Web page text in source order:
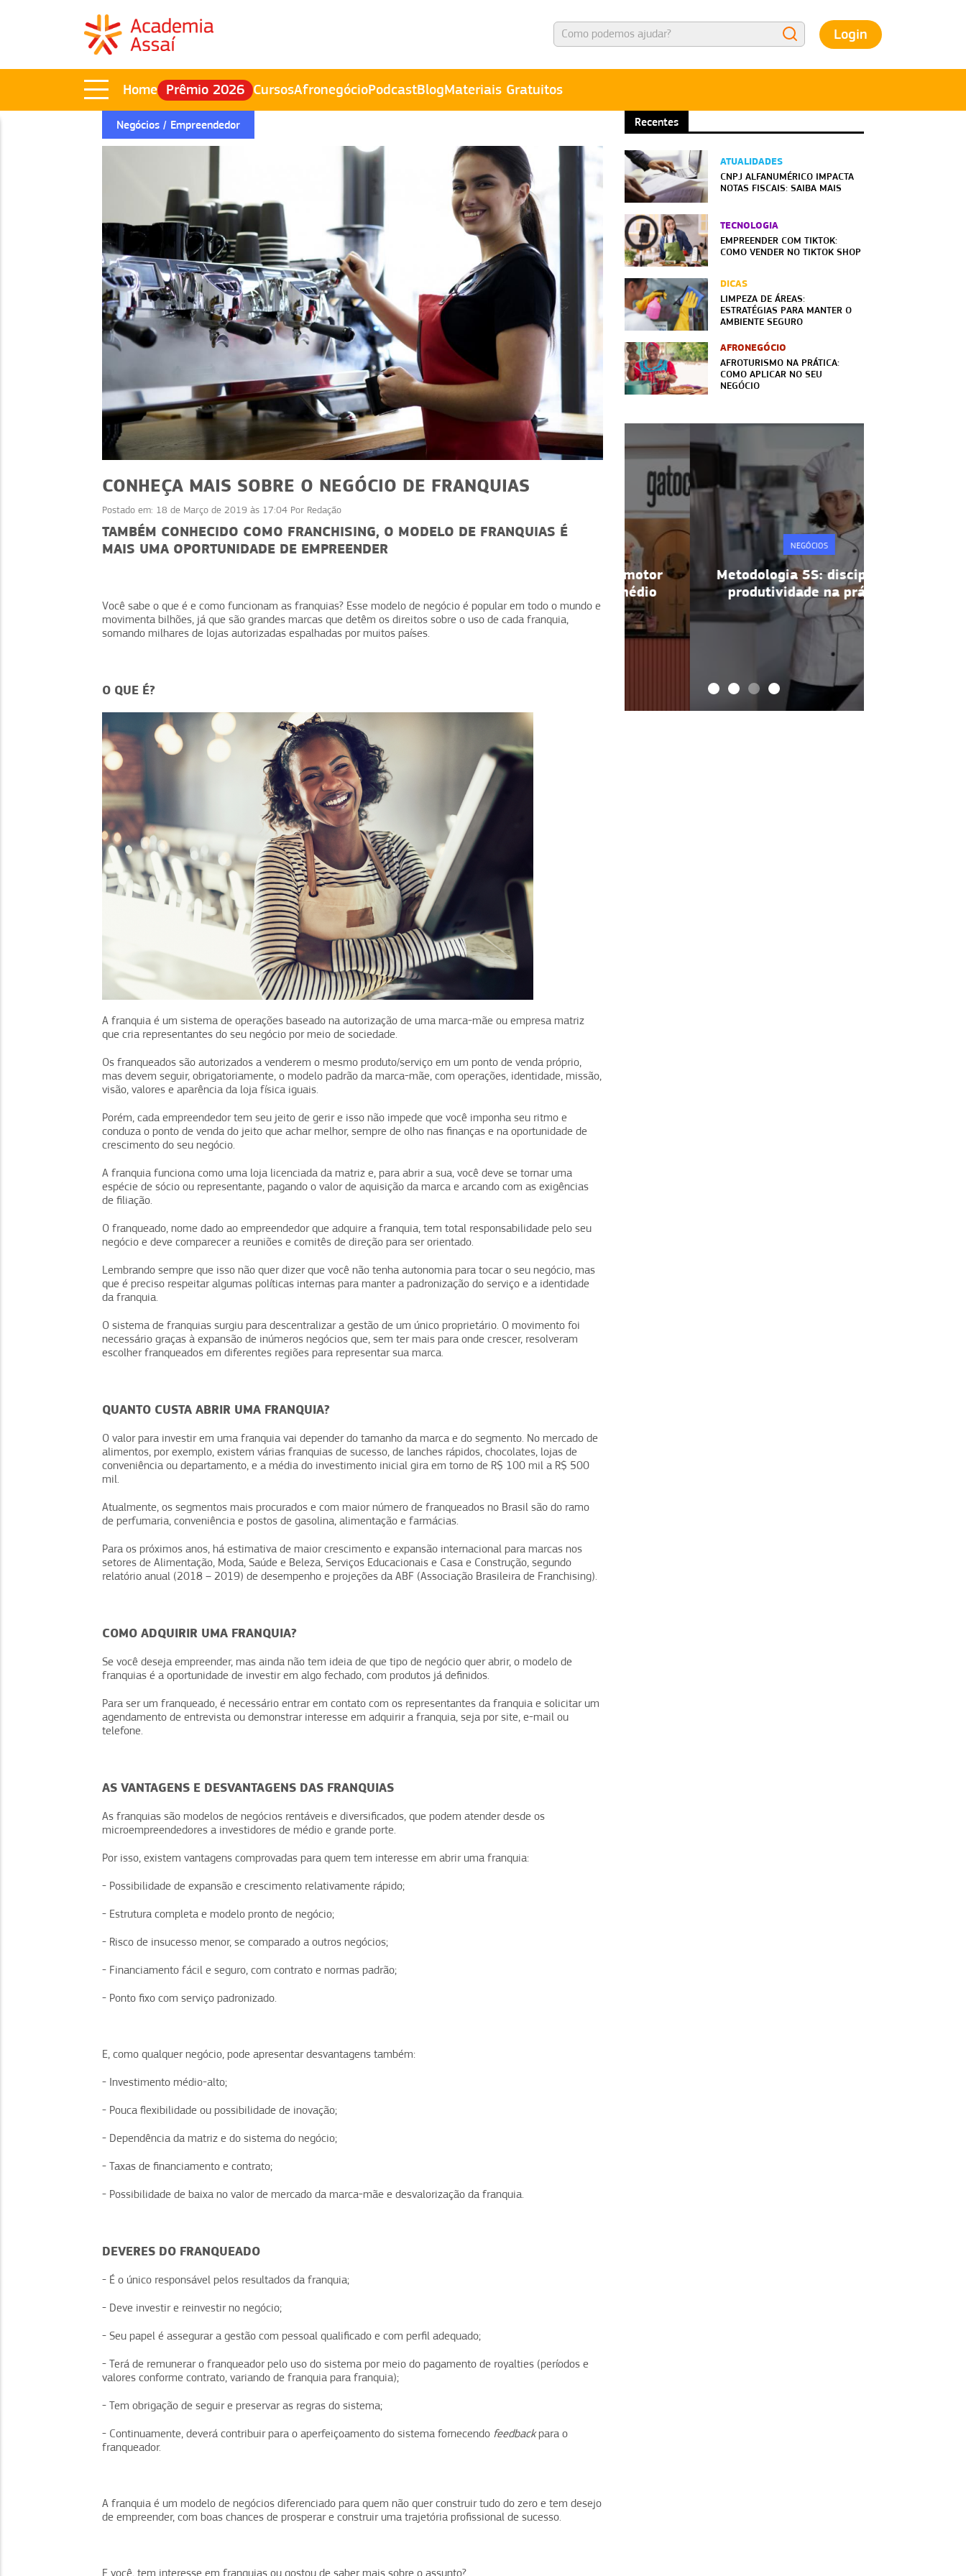
Login
Home Prêmio 2026 CursosAfronegócioPodcastBlogMateriais Gratuitos
Negócios Empreendedor
CONHEÇA MAIS SOBRE O NEGÓCIO DE FRANQUIAS
Postado em: 18 de Março de 2019 às 17:04 Por Redação
TAMBÉM CONHECIDO COMO FRANCHISING, O MODELO DE FRANQUIAS É
MAIS UMA OPORTUNIDADE DE EMPREENDER
Você sabe o que é e como funcionam as franquias? Esse modelo de negócio é popular em todo o mundo e
movimenta bilhões, já que são grandes marcas que detêm os direitos sobre o uso de cada franquia,
somando milhares de lojas autorizadas espalhadas por muitos países.
O QUE É?
A franquia é um sistema de operações baseado na autorização de uma marca-mãe ou empresa matriz
que cria representantes do seu negócio por meio de sociedade.
Os franqueados são autorizados a venderem o mesmo produto/serviço em um ponto de venda próprio,
mas devem seguir, obrigatoriamente, o modelo padrão da marca-mãe, com operações, identidade, missão,
visão, valores e aparência da loja física iguais.
Porém, cada empreendedor tem seu jeito de gerir e isso não impede que você imponha seu ritmo e
conduza o ponto de venda do jeito que achar melhor, sempre de olho nas finanças e na oportunidade de
crescimento do seu negócio.
A franquia funciona como uma loja licenciada da matriz e, para abrir a sua, você deve se tornar uma
espécie de sócio ou representante, pagando o valor de aquisição da marca e arcando com as exigências
de filiação.
O franqueado, nome dado ao empreendedor que adquire a franquia, tem total responsabilidade pelo seu
negócio e deve comparecer a reuniões e comitês de direção para ser orientado.
Lembrando sempre que isso não quer dizer que você não tenha autonomia para tocar o seu negócio, mas
que é preciso respeitar algumas políticas internas para manter a padronização do serviço e a identidade
da franquia.
O sistema de franquias surgiu para descentralizar a gestão de um único proprietário. O movimento foi
necessário graças à expansão de inúmeros negócios que, sem ter mais para onde crescer, resolveram
escolher franqueados em diferentes regiões para representar sua marca.
QUANTO CUSTA ABRIR UMA FRANQUIA?
O valor para investir em uma franquia vai depender do tamanho da marca e do segmento. No mercado de
alimentos, por exemplo, existem várias franquias de sucesso, de lanches rápidos, chocolates, lojas de
conveniência ou departamento, e a média do investimento inicial gira em torno de R$ 100 mil a R$ 500
mil.
Atualmente, os segmentos mais procurados e com maior número de franqueados no Brasil são do ramo
de perfumaria, conveniência e postos de gasolina, alimentação e farmácias.
Para os próximos anos, há estimativa de maior crescimento e expansão internacional para marcas nos
setores de Alimentação, Moda, Saúde e Beleza, Serviços Educacionais e Casa e Construção, segundo
relatório anual (2018 – 2019) de desempenho e projeções da ABF (Associação Brasileira de Franchising).
COMO ADQUIRIR UMA FRANQUIA?
Se você deseja empreender, mas ainda não tem ideia de que tipo de negócio quer abrir, o modelo de
franquias é a oportunidade de investir em algo fechado, com produtos já definidos.
Para ser um franqueado, é necessário entrar em contato com os representantes da franquia e solicitar um
agendamento de entrevista ou demonstrar interesse em adquirir a franquia, seja por site, e-mail ou
telefone.
AS VANTAGENS E DESVANTAGENS DAS FRANQUIAS
As franquias são modelos de negócios rentáveis e diversificados, que podem atender desde os
microempreendedores a investidores de médio e grande porte.
Por isso, existem vantagens comprovadas para quem tem interesse em abrir uma franquia:
- Possibilidade de expansão e crescimento relativamente rápido;
- Estrutura completa e modelo pronto de negócio;
- Risco de insucesso menor, se comparado a outros negócios;
- Financiamento fácil e seguro, com contrato e normas padrão;
- Ponto fixo com serviço padronizado.
E, como qualquer negócio, pode apresentar desvantagens também:
- Investimento médio-alto;
- Pouca flexibilidade ou possibilidade de inovação;
- Dependência da matriz e do sistema do negócio;
- Taxas de financiamento e contrato;
- Possibilidade de baixa no valor de mercado da marca-mãe e desvalorização da franquia.
DEVERES DO FRANQUEADO
- É o único responsável pelos resultados da franquia;
- Deve investir e reinvestir no negócio;
- Seu papel é assegurar a gestão com pessoal qualificado e com perfil adequado;
- Terá de remunerar o franqueador pelo uso do sistema por meio do pagamento de royalties (períodos e
valores conforme contrato, variando de franquia para franquia);
- Tem obrigação de seguir e preservar as regras do sistema;
- Continuamente, deverá contribuir para o aperfeiçoamento do sistema fornecendo feedbackpara o
franqueador.
A franquia é um modelo de negócios diferenciado para quem não quer construir tudo do zero e tem desejo
de empreender, com boas chances de prosperar e construir uma trajetória profissional de sucesso.
E você, tem interesse em franquias ou gostou de saber mais sobre o assunto?
Recentes
ATUALIDADES
CNPJ ALFANUMÉRICO IMPACTA
NOTAS FISCAIS: SAIBA MAIS
TECNOLOGIA
EMPREENDER COM TIKTOK:
COMO VENDER NO TIKTOK SHOP
DICAS
LIMPEZA DE ÁREAS:
ESTRATÉGIAS PARA MANTER O
AMBIENTE SEGURO
AFRONEGÓCIO
AFROTURISMO NA PRÁTICA:
COMO APLICAR NO SEU
NEGÓCIO
NEGÓCIOS
Metodologia 5S: disciplina e
produtividade na prática